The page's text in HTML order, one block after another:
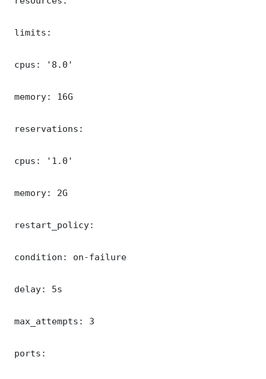
limits:
cpus: '8.0'
memory: 16G
reservations:
cpus: '1.0'
memory: 2G
restart_policy:
condition: on-failure
delay: 5s
max_attempts: 3
ports: